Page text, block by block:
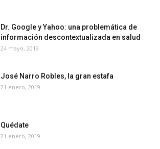
Dr. Google y Yahoo: una problemática de
información descontextualizada en salud
24 mayo, 2019
José Narro Robles, la gran estafa
21 enero, 2019
Quédate
21 enero, 2019